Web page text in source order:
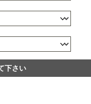
下さい